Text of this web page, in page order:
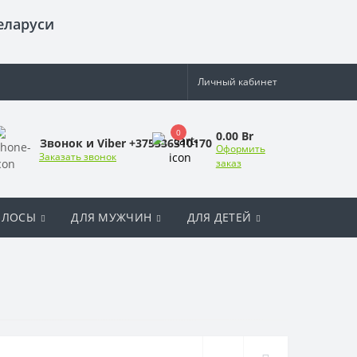
Личный кабинет
Звонок и Viber +375336310170
Заказать звонок
0 0.00 Br
Оформить
заказ
ДЛЯ МУЖЧИН ДЛЯ ДЕТЕЙ